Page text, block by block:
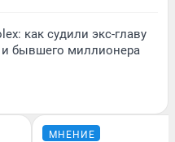
как судили экс-главу
бывшего миллионера
МНЕНИЕ